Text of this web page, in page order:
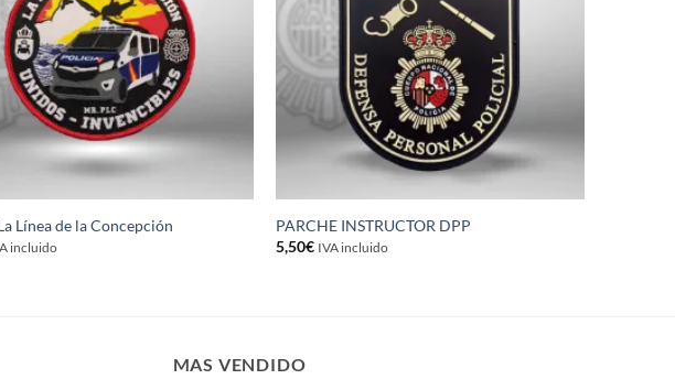
Línea de la Concepción
incluido
PARCHE INSTRUCTOR DPP
5,50€ IVA incluido
MAS VENDIDO